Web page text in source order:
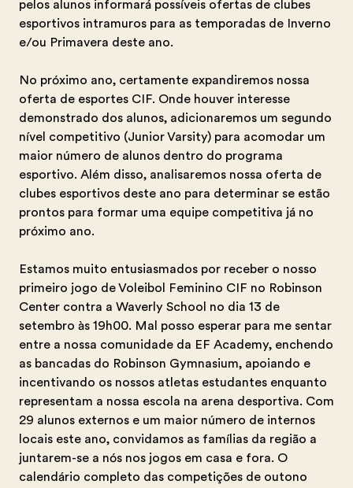
pelos alunos informará possíveis ofertas de clubes
esportivos intramuros para as temporadas de Inverno
e/ou Primavera deste ano.
No próximo ano, certamente expandiremos nossa
oferta de esportes CIF. Onde houver interesse
demonstrado dos alunos, adicionaremos um segundo
nível competitivo (Junior Varsity) para acomodar um
maior número de alunos dentro do programa
esportivo. Além disso, analisaremos nossa oferta de
clubes esportivos deste ano para determinar se estão
prontos para formar uma equipe competitiva já no
próximo ano.
Estamos muito entusiasmados por receber o nosso
primeiro jogo de Voleibol Feminino CIF no Robinson
Center contra a Waverly School no dia 13 de
setembro às 19h00. Mal posso esperar para me sentar
entre a nossa comunidade da EF Academy, enchendo
as bancadas do Robinson Gymnasium, apoiando e
incentivando os nossos atletas estudantes enquanto
representam a nossa escola na arena desportiva. Com
29 alunos externos e um maior número de internos
locais este ano, convidamos as famílias da região a
juntarem-se a nós nos jogos em casa e fora. O
calendário completo das competições de outono